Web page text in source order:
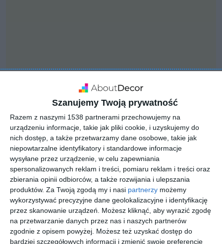
Szanujemy Twoją prywatność
Razem z naszymi 1538 partnerami przechowujemy na
urządzeniu informacje, takie jak pliki cookie, i uzyskujemy do
nich dostęp, a także przetwarzamy dane osobowe, takie jak
niepowtarzalne identyfikatory i standardowe informacje
wysyłane przez urządzenie, w celu zapewniania
spersonalizowanych reklam i treści, pomiaru reklam i treści oraz
zbierania opinii odbiorców, a także rozwijania i ulepszania
produktów. Za Twoją zgodą my i nasi partnerzy możemy
wykorzystywać precyzyjne dane geolokalizacyjne i identyfikację
przez skanowanie urządzeń. Możesz kliknąć, aby wyrazić zgodę
na przetwarzanie danych przez nas i naszych partnerów
zgodnie z opisem powyżej. Możesz też uzyskać dostęp do
bardziej szczegółowych informacji i zmienić swoje preferencje
Duża garderoba z
podświetleniem Led
Aranżacja dużej garderoby z podświetleniem Led.
AUTOR:MANUKA PRACOWNIA PROJEKTOWA KATARZYNA PYKA
DODAJ DO ULUBIONYCH
UDOSTĘPNIJ